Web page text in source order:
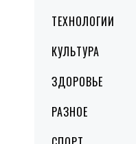
ТЕХНОЛОГИИ
КУЛЬТУРА
ЗДОРОВЬЕ
РАЗНОЕ